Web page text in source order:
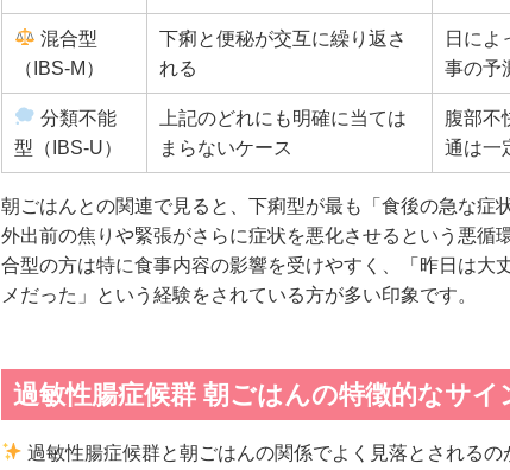
混合型
（IBS-M）
下痢と便秘が交互に繰り返さ
れる
日によ
事の予
分類不能
型（IBS-U）
上記のどれにも明確に当ては
まらないケース
腹部不
通は一
朝ごはんとの関連で見ると、下痢型が最も「食後の急な症
外出前の焦りや緊張がさらに症状を悪化させるという悪循
合型の方は特に食事内容の影響を受けやすく、「昨日は大
メだった」という経験をされている方が多い印象です。
過敏性腸症候群 朝ごはんの特徴的なサイ
過敏性腸症候群と朝ごはんの関係でよく見落とされる